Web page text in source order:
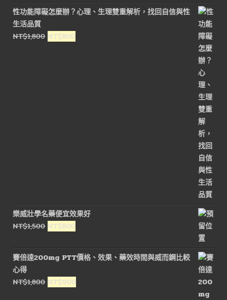
性功能障礙怎麼辦？心理、生理雙重解析，找回自信與性
生活品質
NT$1,800 原
NT$800
樂威壯學名藥便宜效果好
NT$1,500 原
價
格：
NT$1,500。
NT$800
價
格：
NT$800。
賽倍達200mg PTT價格、效果、藥效時間與威而鋼比較
心得
NT$1,800 原
NT$900